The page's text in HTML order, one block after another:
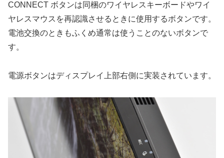
CONNECT ボタンは同梱のワイヤレスキーボードやワイ
ヤレスマウスを再認識させるときに使用するボタンです。
電池交換のときもふくめ通常は使うことのないボタンで
す。
電源ボタンはディスプレイ上部右側に実装されています。